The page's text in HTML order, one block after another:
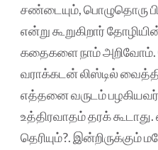
சண்டையும், பொழுதொரு
என்று கூறுகிறார்
கதைகளை நாம் அறிவோம்.
வராக்கடன் லிஸ்டில்
எத்தனை வருடம்
உத்திரவாதம் தரக்
தெரியும்?.